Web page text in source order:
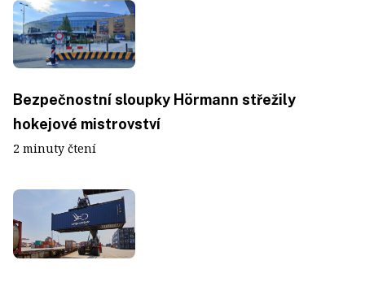
Bezpečnostní sloupky Hörmann střežily
hokejové mistrovství
2 minuty čtení